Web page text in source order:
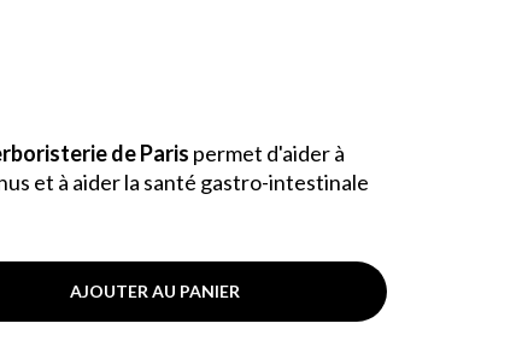
de Paris permet d'aider à
et à aider la santé gastro-intestinale
AJOUTER AU PANIER